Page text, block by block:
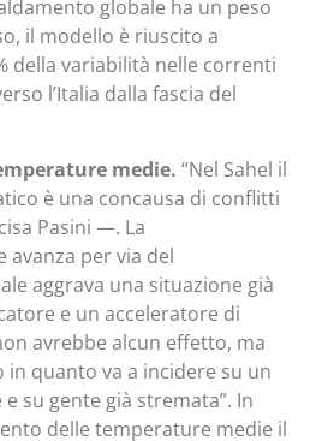
globale ha un peso
il modello è riuscito a
della variabilità nelle correnti
l’Italia dalla fascia del
medie. “Nel Sahel il
è una concausa di conflitti
Pasini —. La
avanza per via del
aggrava una situazione già
e un acceleratore di
avrebbe alcun effetto, ma
in quanto va a incidere su un
su gente già stremata”. In
delle temperature medie il